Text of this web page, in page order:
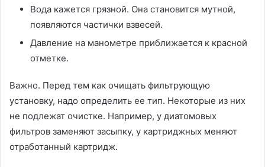
Вода кажется грязной. Она становится мутной,
появляются частички взвесей.
Давление на манометре приближается к красной
отметке.
Важно. Перед тем как очищать фильтрующую
установку, надо определить ее тип. Некоторые из них
не подлежат очистке. Например, у диатомовых
фильтров заменяют засыпку, у картриджных меняют
отработанный картридж.